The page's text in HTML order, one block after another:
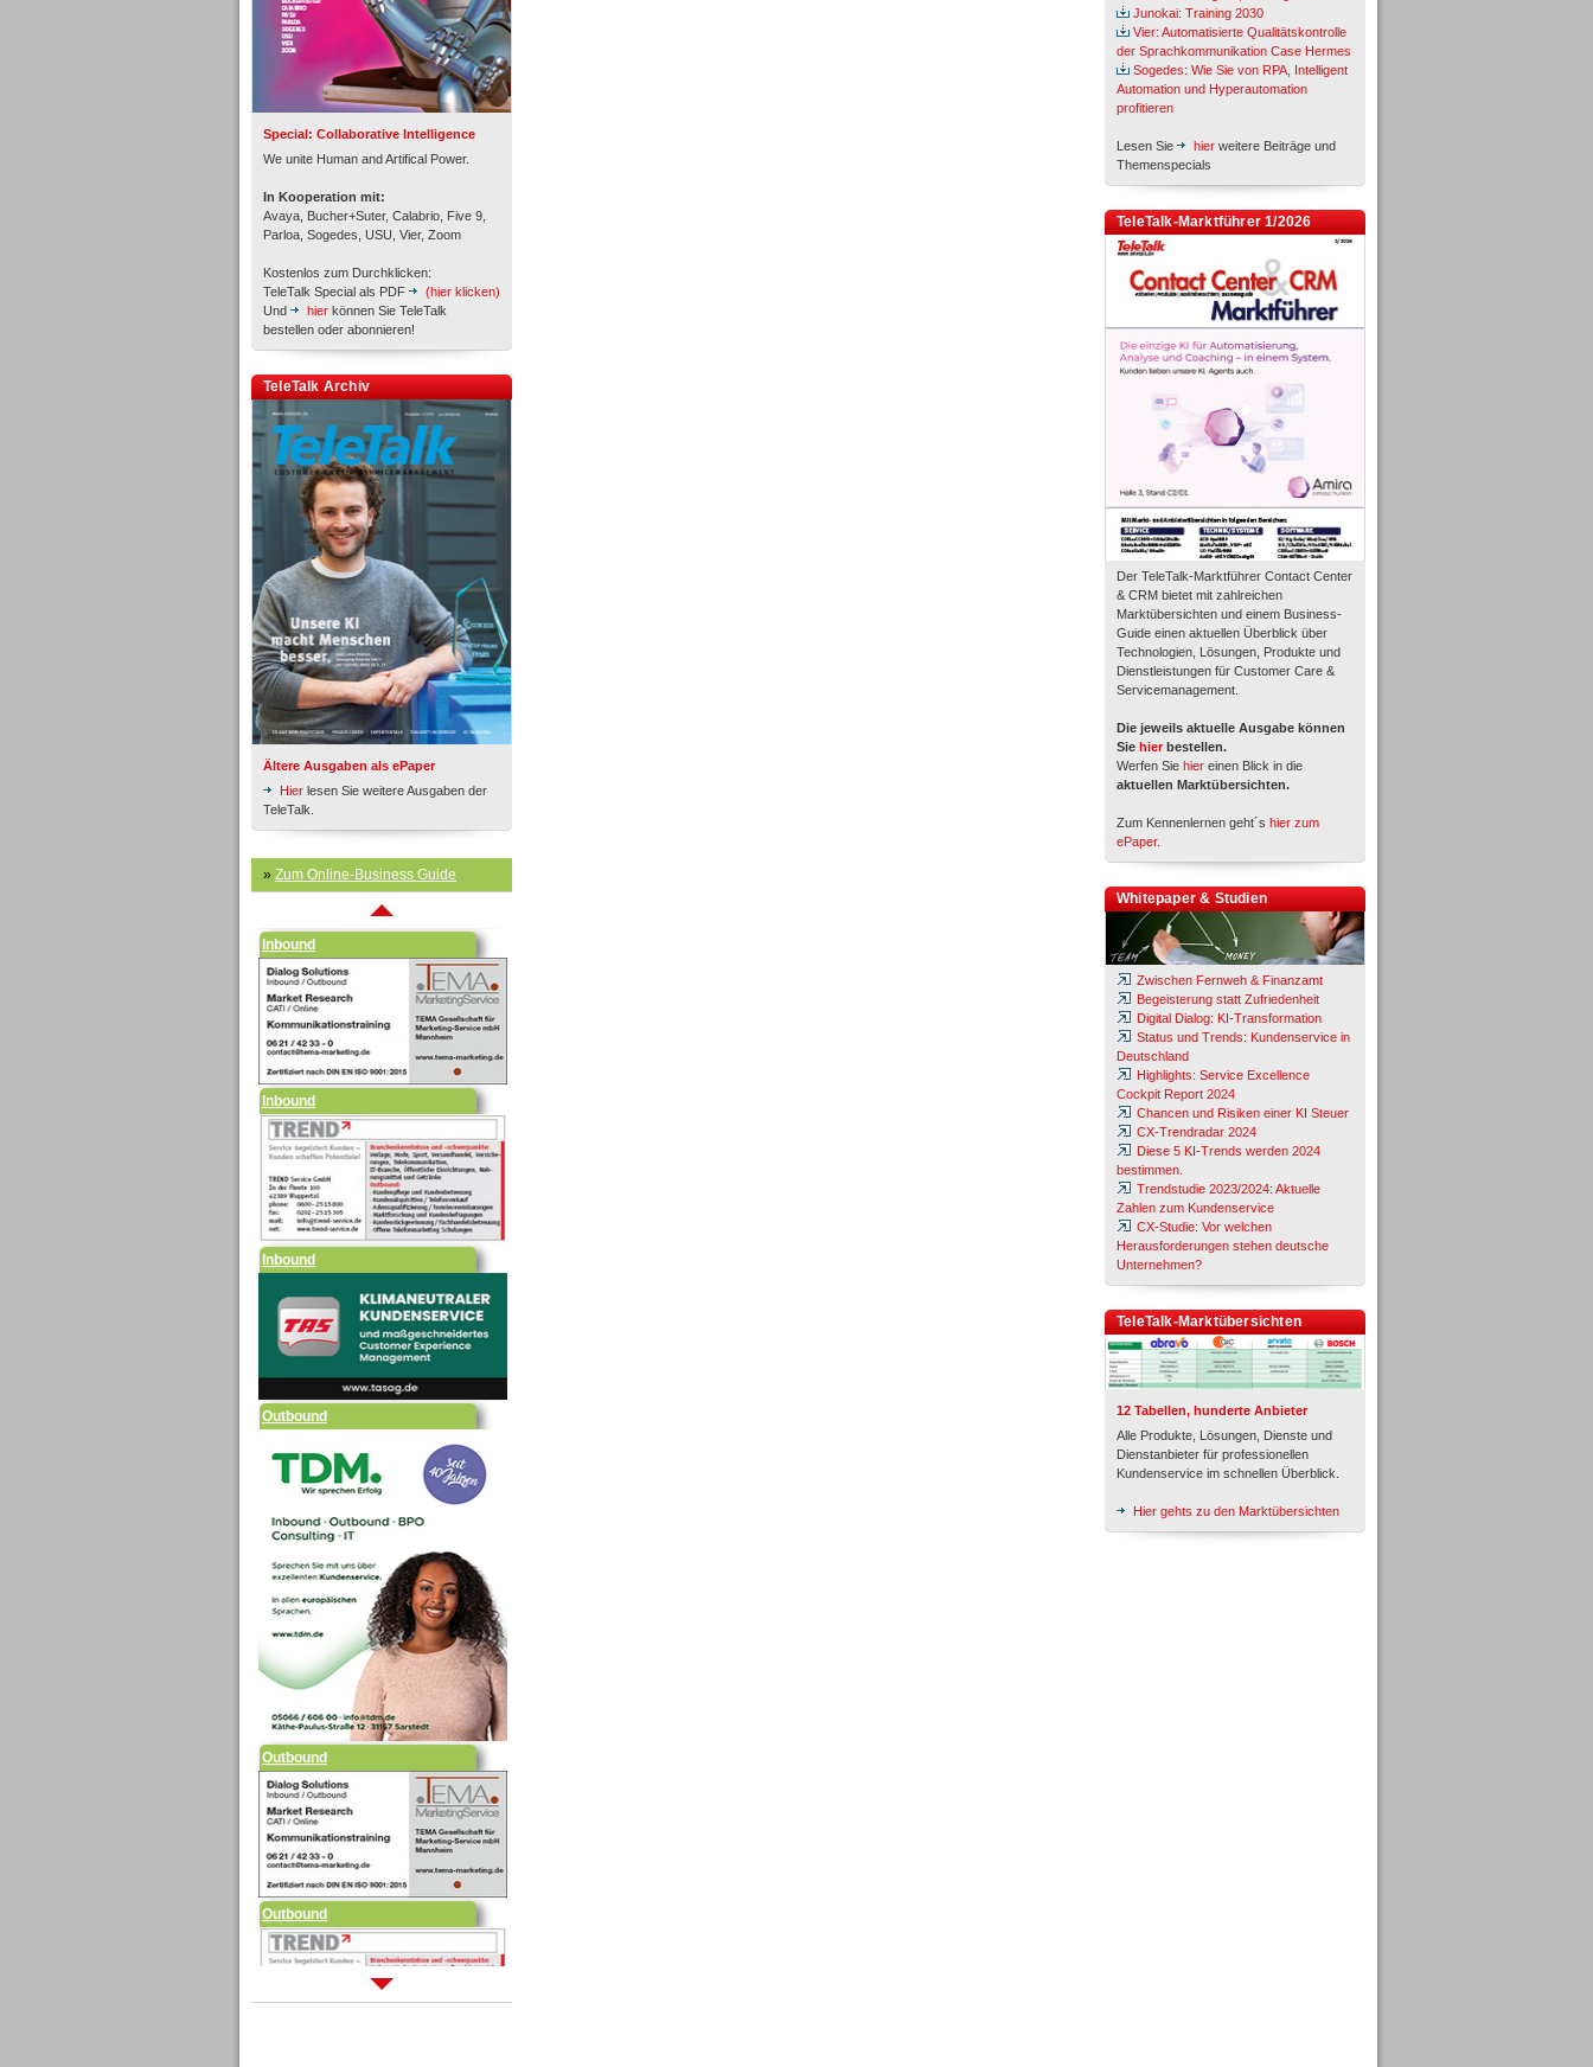
Special: Collaborative Intelligence
We unite Human and Artifical Power.
In Kooperation mit:
Avaya, Bucher+Suter, Calabrio, Five 9,
Parloa, Sogedes, USU, Vier, Zoom
Kostenlos zum Durchklicken:
TeleTalk Special als PDF
(hier klicken)
Und
hier können Sie TeleTalk
bestellen oder abonnieren!
TeleTalk Archiv
Ältere Ausgaben als ePaper
Hier lesen Sie weitere Ausgaben der
TeleTalk.
» Zum Online-Business Guide
Inbound
Inbound
Inbound
Inbound
Inbound
Inbound
Outbound
Outbound
Junokai: Training 2030
Vier: Automatisierte Qualitätskontrolle
der Sprachkommunikation Case Hermes
Sogedes: Wie Sie von RPA, Intelligent
Automation und Hyperautomation
profitieren
Lesen Sie hier weitere Beiträge und
Themenspecials
TeleTalk-Marktführer 1/2026
Der TeleTalk-Marktführer Contact Center
& CRM bietet mit zahlreichen
Marktübersichten und einem Business-
Guide einen aktuellen Überblick über
Technologien, Lösungen, Produkte und
Dienstleistungen für Customer Care &
Servicemanagement.
Die jeweils aktuelle Ausgabe können
Sie hier bestellen.
Werfen Sie hier einen Blick in die
aktuellen Marktübersichten.
Zum Kennenlernen geht´s hier zum
ePaper.
Whitepaper & Studien
Zwischen Fernweh & Finanzamt
Begeisterung statt Zufriedenheit
Digital Dialog: KI-Transformation
Status und Trends: Kundenservice in
Deutschland
Highlights: Service Excellence
Cockpit Report 2024
Chancen und Risiken einer KI Steuer
CX-Trendradar 2024
Diese 5 KI-Trends werden 2024
bestimmen.
Trendstudie 2023/2024: Aktuelle
Zahlen zum Kundenservice
CX-Studie: Vor welchen
Herausforderungen stehen deutsche
Unternehmen?
TeleTalk-Marktübersichten
12 Tabellen, hunderte Anbieter
Alle Produkte, Lösungen, Dienste und
Dienstanbieter für professionellen
Kundenservice im schnellen Überblick.
Hier gehts zu den Marktübersichten